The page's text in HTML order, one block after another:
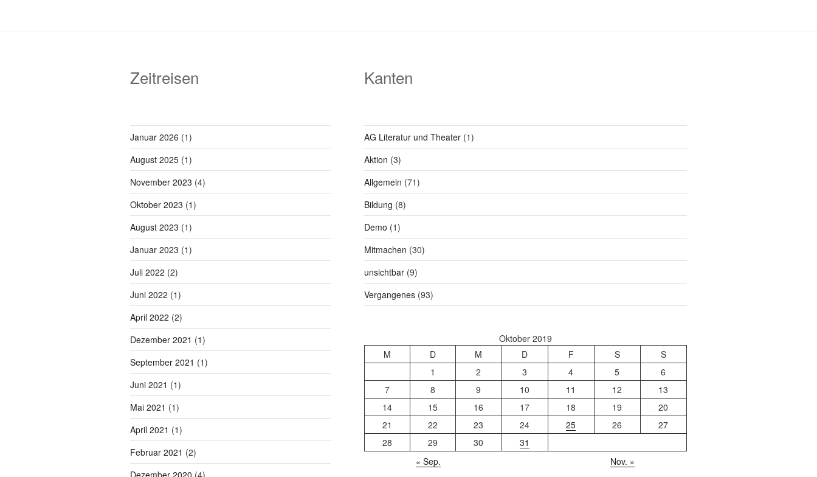
Zeitreisen
Januar 2026 (1)
August 2025 (1)
November 2023 (4)
Oktober 2023 (1)
August 2023 (1)
Januar 2023 (1)
Juli 2022 (2)
Juni 2022 (1)
April 2022 (2)
Dezember 2021 (1)
September 2021 (1)
Juni 2021 (1)
Mai 2021 (1)
April 2021 (1)
Februar 2021 (2)
Kanten
AG Literatur und Theater(1)
Aktion (3)
Allgemein (71)
Bildung (8)
Demo (1)
Mitmachen (30)
unsichtbar(9)
Vergangenes(93)
Oktober 2019
M
D M D F S
S
1
2 3 4 5
6
7
8 9 10 11 12
13
14
15 16 17 18 19
20
21
22 23 24 25 26
27
28
29 30
31
« Sep.
Nov. »